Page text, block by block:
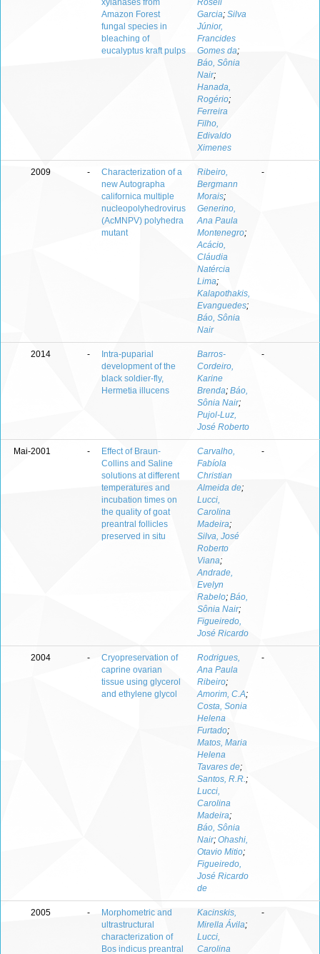
xylanases from
Amazon Forest
fungal species in
bleaching of
eucalyptus kraft pulps
Roseli
Garcia; Silva
Júnior,
Francides
Gomes da;
Báo, Sônia
Nair;
Hanada,
Rogério;
Ferreira
Filho,
Edivaldo
Ximenes
2009 -
Characterization of a
new Autographa
californica multiple
nucleopolyhedrovirus
(AcMNPV) polyhedra
mutant
Ribeiro,
Bergmann
Morais;
Generino,
Ana Paula
Montenegro;
Acácio,
Cláudia
Natércia
Lima;
Kalapothakis,
Evanguedes;
Báo, Sônia
Nair
-
2014 -
Intra-puparial
development of the
black soldier-fly,
Hermetia illucens
Barros-
Cordeiro,
Karine
Brenda; Báo,
Sônia Nair;
Pujol-Luz,
José Roberto
-
Mai-2001 -
Effect of Braun-
Collins and Saline
solutions at different
temperatures and
incubation times on
the quality of goat
preantral follicles
preserved in situ
Carvalho,
Fabíola
Christian
Almeida de;
Lucci,
Carolina
Madeira;
Silva, José
Roberto
Viana;
Andrade,
Evelyn
Rabelo; Báo,
Sônia Nair;
Figueiredo,
José Ricardo
-
2004 -
Cryopreservation of
caprine ovarian
tissue using glycerol
and ethylene glycol
Rodrigues,
Ana Paula
Ribeiro;
Amorim, C.A;
Costa, Sonia
Helena
Furtado;
Matos, Maria
Helena
Tavares de;
Santos, R.R.;
Lucci,
Carolina
Madeira;
Báo, Sônia
Nair; Ohashi,
Otavio Mitio;
Figueiredo,
José Ricardo
de
-
2005 -
Morphometric and
ultrastructural
characterization of
Bos indicus preantral
Kacinskis,
Mirella Ávila;
Lucci,
Carolina
-